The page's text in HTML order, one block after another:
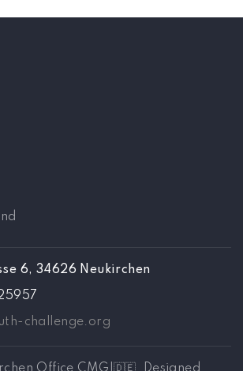
6, 34626 Neukirchen
challenge.org